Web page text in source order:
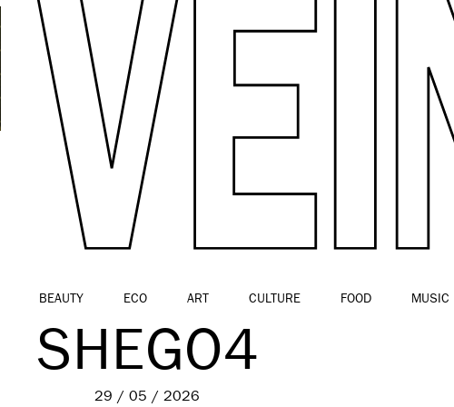
BEAUTY ECO ART CULTURE FOOD MUSIC
SHEGO4
29 / 05 / 2026